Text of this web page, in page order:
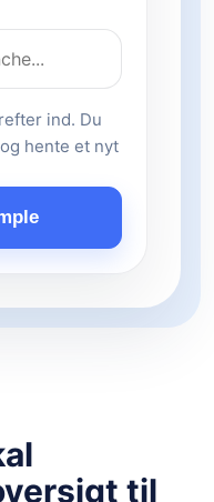
ind. Du
hente et nyt
til